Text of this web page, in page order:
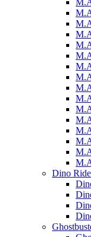
Dino